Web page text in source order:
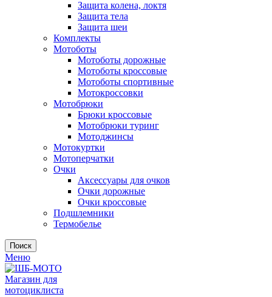
Защита колена, локтя
Защита тела
Защита шеи
Комплекты
Мотоботы
Мотоботы дорожные
Мотоботы кроссовые
Мотоботы спортивные
Мотокроссовки
Мотобрюки
Брюки кроссовые
Мотобрюки туринг
Мотоджинсы
Мотокуртки
Мотоперчатки
Очки
Аксессуары для очков
Очки дорожные
Очки кроссовые
Подшлемники
Термобелье
Поиск
Меню